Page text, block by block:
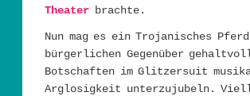
Theater brachte.
Nun mag es ein Trojanisches
bürgerlichen Gegenüber
Botschaften im Glitzersuit
Arglosigkeit unterzujubeln.